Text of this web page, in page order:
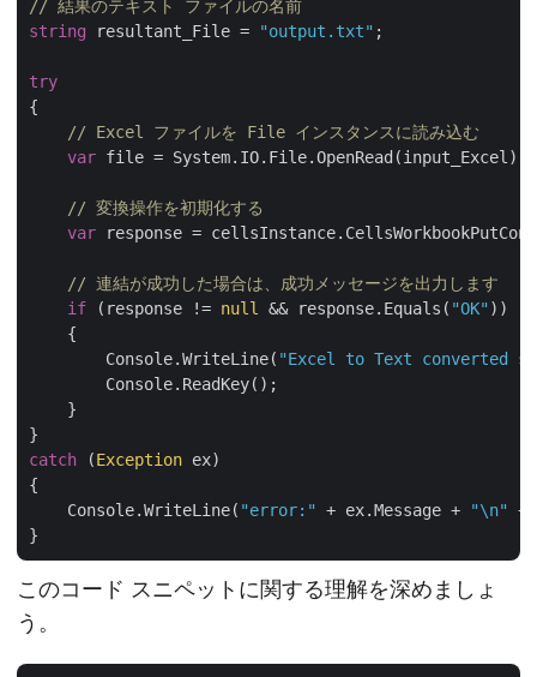
// 結果のテキスト ファイルの名前
string resultant_File = "output.txt" ;
try
{
// Excel ファイルを File インスタンスに読み込む
var file = System.IO.File.OpenRead(input_Excel);
// 変換操作を初期化する
var response =
// 連結が成功した場合は、成功メッセージを出力します
if (response != null && response.Equals( "OK" ))
    {
        Console.WriteLine(
"Excel to Text converted
        Console.ReadKey();
    }
catch (Exception ex)
{
    Console.WriteLine(
"error:" + ex.Message + "\n"
+
このコード スニペットに関する理解を深めましょ
う。